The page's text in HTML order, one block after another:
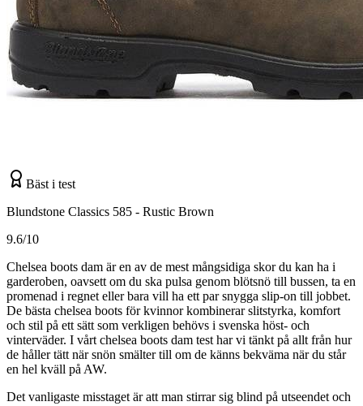
Bäst i test
Blundstone Classics 585 - Rustic Brown
9.6/10
Chelsea boots dam är en av de mest mångsidiga skor du kan ha i
garderoben, oavsett om du ska pulsa genom blötsnö till bussen, ta en
promenad i regnet eller bara vill ha ett par snygga slip-on till jobbet.
De bästa chelsea boots för kvinnor kombinerar slitstyrka, komfort
och stil på ett sätt som verkligen behövs i svenska höst- och
vinterväder. I vårt chelsea boots dam test har vi tänkt på allt från hur
de håller tätt när snön smälter till om de känns bekväma när du står
en hel kväll på AW.
Det vanligaste misstaget är att man stirrar sig blind på utseendet och